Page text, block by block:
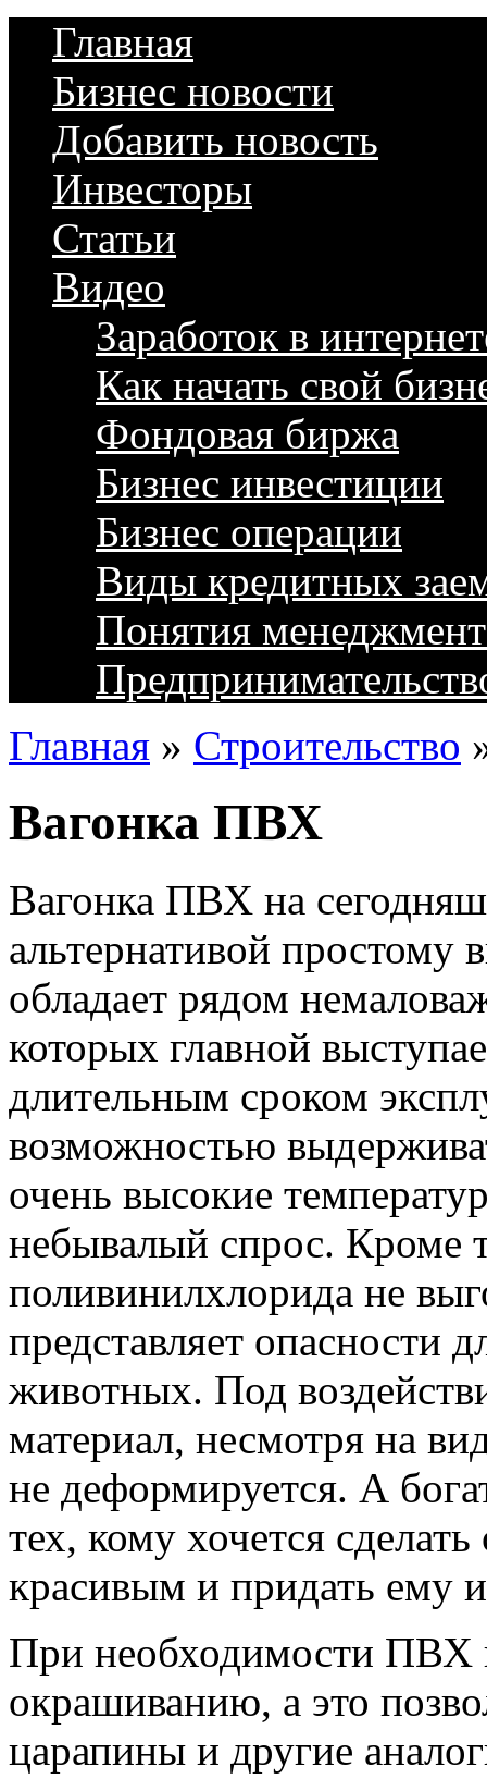
Главная
Бизнес новости
Добавить новость
Инвесторы
Статьи
Видео
Заработок в
Как начать свой
Фондовая биржа
Бизнес инвестиции
Бизнес операции
Виды кредитных
Понятия
Главная » Строительство
Вагонка ПВХ
Вагонка ПВХ на
альтернативой простому
обладает рядом
которых главной
длительным сроком
возможностью
очень высокие
небывалый спрос. Кроме
поливинилхлорида не
представляет
животных. Под
материал, несмотря на
не деформируется. А
тех, кому хочется
красивым и придать ему
При необходимости ПВХ
окрашиванию, а это
царапины и другие